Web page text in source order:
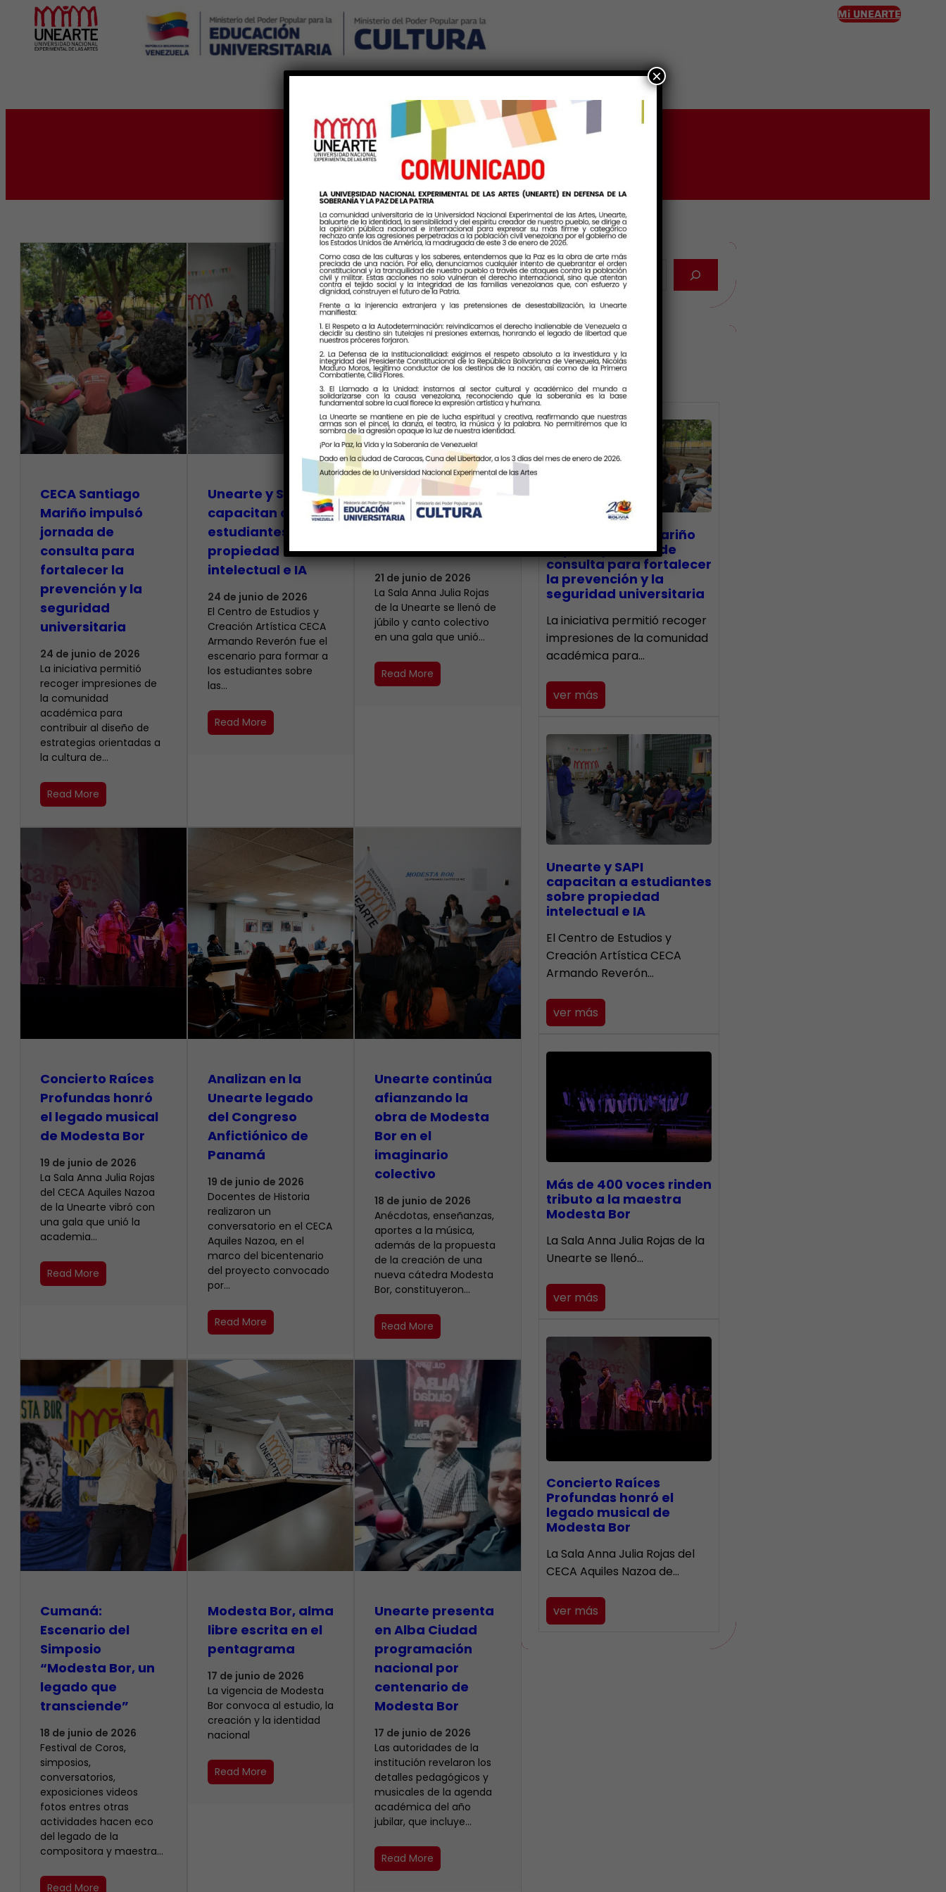
Mi UNEARTE
Ingreso
Etiqueta:PracticaArtistica
CECA Santiago
Mariño impulsó
jornada de
consulta para
fortalecer la
prevención y la
seguridad
universitaria
24 de junio de 2026
La iniciativa permitió
recoger impresiones de
la comunidad
académica para
contribuir al diseño de
estrategias orientadas a
la cultura de…
Read More
Unearte y SAPI
capacitan a
estudiantes sobre
propiedad
intelectual e IA
24 de junio de 2026
El Centro de Estudios y
Creación Artística CECA
Armando Reverón fue el
escenario para formar a
los estudiantes sobre
las…
Read More
Más de 400 voces
rinden tributo a la
Bor
21 de junio de 2026
​La Sala Anna Julia Rojas
de la Unearte se llenó de
júbilo y canto colectivo
en una gala que unió…
Read More
​Concierto Raíces
Profundas honró
el legado musical
de Modesta Bor
19 de junio de 2026
La Sala Anna Julia Rojas
del CECA Aquiles Nazoa
de la Unearte vibró con
una gala que unió la
academia…
Read More
Analizan en la
Unearte legado
del Congreso
Anfictiónico de
Panamá
19 de junio de 2026
Docentes de Historia
realizaron un
conversatorio en el CECA
Aquiles Nazoa, en el
marco del bicentenario
del proyecto convocado
por…
Read More
Unearte continúa
afianzando la
obra de Modesta
Bor en el
imaginario
colectivo
18 de junio de 2026
Anécdotas, enseñanzas,
aportes a la música,
además de la propuesta
de la creación de una
nueva cátedra Modesta
Bor, constituyeron…
Read More
Cumaná:
Escenario del
Simposio
“Modesta Bor, un
legado que
transciende”
18 de junio de 2026
Festival de Coros,
simposios,
conversatorios,
exposiciones videos
fotos entres otras
actividades hacen eco
del legado de la
compositora y maestra…
Read More
Modesta Bor, alma
libre escrita en el
pentagrama
17 de junio de 2026
La vigencia de Modesta
Bor convoca al estudio, la
creación y la identidad
nacional
Read More
​Unearte presenta
en Alba Ciudad
programación
nacional por
centenario de
Modesta Bor
17 de junio de 2026
Las autoridades de la
institución revelaron los
detalles pedagógicos y
musicales de la agenda
académica del año
jubilar, que incluye…
Read More
Últimas Noticias
CECA Santiago Mariño
impulsó jornada de
consulta para fortalecer
la prevención y la
seguridad universitaria
La iniciativa permitió recoger
impresiones de la comunidad
académica para…
ver más
Unearte y SAPI
capacitan a estudiantes
sobre propiedad
intelectual e IA
El Centro de Estudios y
Creación Artística CECA
Armando Reverón…
ver más
Más de 400 voces rinden
tributo a la maestra
Modesta Bor
​La Sala Anna Julia Rojas de la
Unearte se llenó…
ver más
​Concierto Raíces
Profundas honró el
legado musical de
Modesta Bor
La Sala Anna Julia Rojas del
CECA Aquiles Nazoa de…
ver más
×